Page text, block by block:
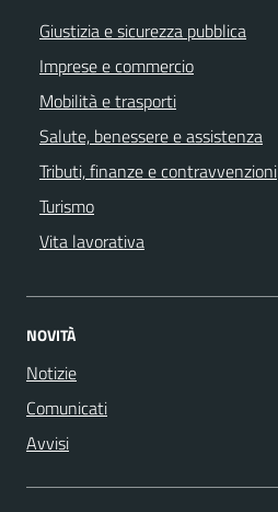
Giustizia e sicurezza pubblica
Imprese e commercio
Mobilità e trasporti
Salute, benessere e assistenza
Tributi, finanze e contravvenzioni
Turismo
Vita lavorativa
NOVITÀ
Notizie
Comunicati
Avvisi